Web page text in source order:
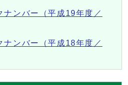
ナンバー（平成19年度／
ナンバー（平成18年度／